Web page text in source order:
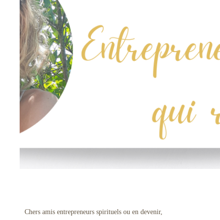
Chers amis entrepreneurs spirituels ou en devenir,